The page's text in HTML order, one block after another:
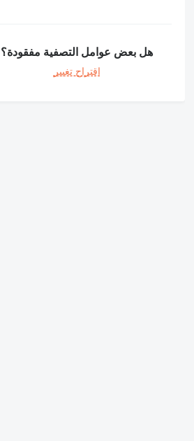
هل بعض عوامل التصفية مفقودة؟
اقتراح تغيير